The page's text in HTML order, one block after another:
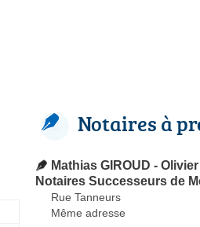
Notaires à
Mathias GIROUD -
Notaires Successeurs de
Rue Tanneurs
Même adresse